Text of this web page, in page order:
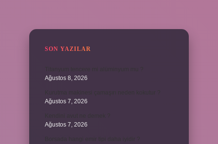
SON YAZILAR
Ağustos 8, 2026
Ağustos 7, 2026
Ağustos 7, 2026